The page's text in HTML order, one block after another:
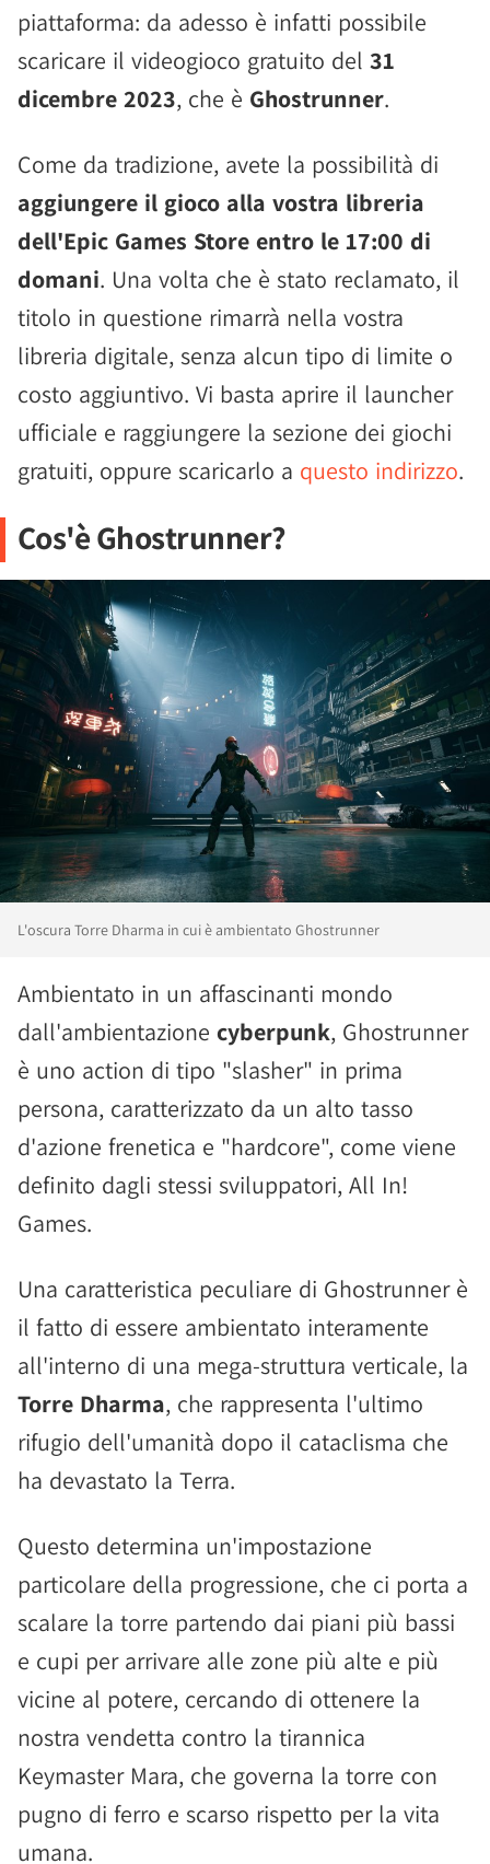
piattaforma: da adesso è infatti possibile
scaricare il videogioco gratuito del 31
dicembre 2023, che è Ghostrunner.
Come da tradizione, avete la possibilità di
aggiungere il gioco alla vostra libreria
dell'Epic Games Store entro le 17:00 di
domani. Una volta che è stato reclamato, il
titolo in questione rimarrà nella vostra
libreria digitale, senza alcun tipo di limite o
costo aggiuntivo. Vi basta aprire il launcher
ufficiale e raggiungere la sezione dei giochi
gratuiti, oppure scaricarlo a questo indirizzo.
Cos'è Ghostrunner?
L'oscura Torre Dharma in cui è ambientato Ghostrunner
Ambientato in un affascinanti mondo
dall'ambientazione cyberpunk, Ghostrunner
è uno action di tipo "slasher" in prima
persona, caratterizzato da un alto tasso
d'azione frenetica e "hardcore", come viene
definito dagli stessi sviluppatori, All In!
Games.
Una caratteristica peculiare di Ghostrunner è
il fatto di essere ambientato interamente
all'interno di una mega-struttura verticale, la
Torre Dharma, che rappresenta l'ultimo
rifugio dell'umanità dopo il cataclisma che
ha devastato la Terra.
Questo determina un'impostazione
particolare della progressione, che ci porta a
scalare la torre partendo dai piani più bassi
e cupi per arrivare alle zone più alte e più
vicine al potere, cercando di ottenere la
nostra vendetta contro la tirannica
Keymaster Mara, che governa la torre con
pugno di ferro e scarso rispetto per la vita
umana.